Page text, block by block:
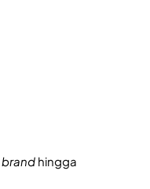
brand hingga